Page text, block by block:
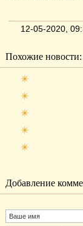
12-05-2020,
Похожие новости:
Добавление